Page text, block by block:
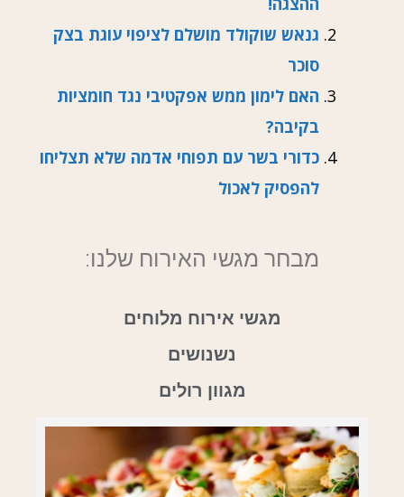
גנאש שוקולד מושלם לציפוי עוגת בצק
סוכר
האם לימון ממש אפקטיבי נגד חומציות
בקיבה?
כדורי בשר עם תפוחי אדמה שלא תצליחו
להפסיק לאכול
מבחר מגשי האירוח שלנו:
מגשי אירוח מלוחים
נשנושים
מגוון רולים